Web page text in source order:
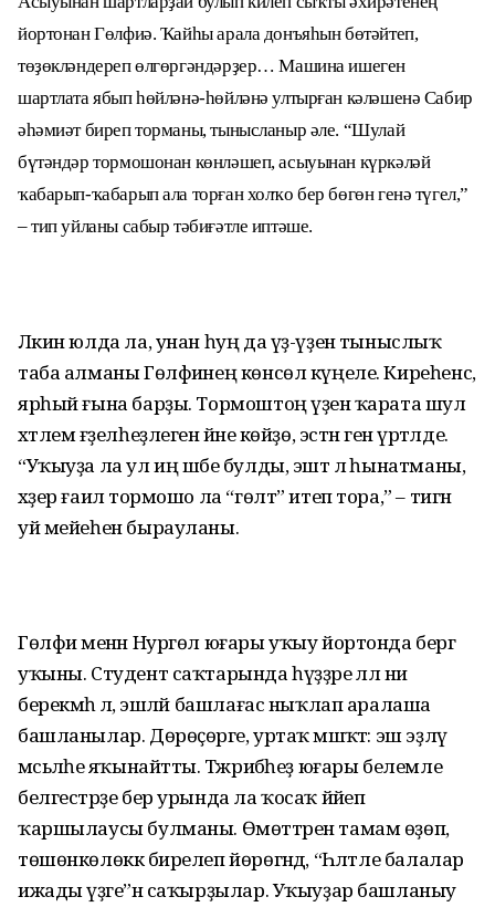
йортонан Гөлфиә. Ҡайһы арала донъяһын бөтәйтеп,
төҙөкләндереп өлгөргәндәрҙер… Машина ишеген
шартлата ябып һөйләнә-һөйләнә ултырған кәләшенә Сабир
әһәмиәт биреп торманы, тынысланыр әле. “Шулай
бүтәндәр тормошонан көнләшеп, асыуынан күркәләй
ҡабарып-ҡабарып ала торған холҡо бер бөгөн генә түгел,”
– тип уйланы сабыр тәбиғәтле иптәше.
Ләкин юлда ла, унан һуң да үҙ-үҙенә тыныслыҡ
таба алманы Гөлфиәнең көнсөл күңеле. Киреһенсә,
ярһый ғына барҙы. Тормоштоң үҙенә ҡарата шул
хәтлем ғәҙелһеҙлегенә йәне көйҙө, эстән генә үртәлде.
“Уҡыуҙа ла ул иң шәбе булды, эштә лә һынатманы,
хәҙер ғаилә тормошо ла “гөлт” итеп тора,” – тигән
уй мейеһен бырауланы.
Гөлфиә менән Нургөл юғары уҡыу йортонда бергә
уҡыны. Студент саҡтарында һүҙҙәре әллә ни
берекмәһә лә, эшләй башлағас ныҡлап аралаша
башланылар. Дөрөҫөрәге, уртаҡ мәшәҡәт: эш эҙләү
мәсьәләһе яҡынайтты. Тәжрибәһеҙ юғары белемле
белгестәрҙе бер урында ла ҡосаҡ йәйеп
ҡаршылаусы булманы. Өмөттәрен тамам өҙөп,
төшөнкөлөккә бирелеп йөрөгәндә, “Һәләтле балалар
ижады үҙәге”нә саҡырҙылар. Уҡыуҙар башланыу